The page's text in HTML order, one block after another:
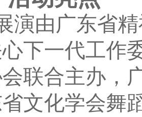
演由广东省
下一代工作
联合主办，
文化学会舞